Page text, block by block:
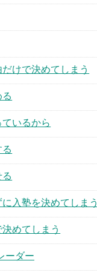
けで決めてしまう
いるから
入塾を決めてしまう
めてしまう
ーダー